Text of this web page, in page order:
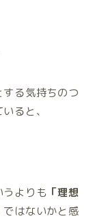
る気持ちのつ
ると、
うよりも 「理想
ではないかと感